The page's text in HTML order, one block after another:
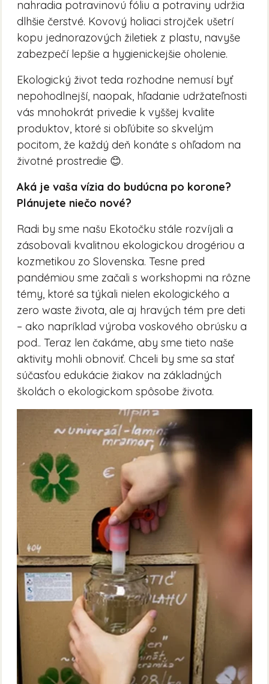
nahradia potravinovú fóliu a potraviny udržia
dlhšie čerstvé. Kovový holiaci strojček ušetrí
kopu jednorazových žiletiek z plastu, navyše
zabezpečí lepšie a hygienickejšie oholenie.
Ekologický život teda rozhodne nemusí byť
nepohodlnejší, naopak, hľadanie udržateľnosti
vás mnohokrát privedie k vyššej kvalite
produktov, ktoré si obľúbite so skvelým
pocitom, že každý deň konáte s ohľadom na
životné prostredie 😊.
Aká je vaša vízia do budúcna po korone?
Plánujete niečo nové?
Radi by sme našu Ekotočku stále rozvíjali a
zásobovali kvalitnou ekologickou drogériou a
kozmetikou zo Slovenska. Tesne pred
pandémiou sme začali s workshopmi na rôzne
témy, ktoré sa týkali nielen ekologického a
zero waste života, ale aj hravých tém pre deti
– ako napríklad výroba voskového obrúsku a
pod.. Teraz len čakáme, aby sme tieto naše
aktivity mohli obnoviť. Chceli by sme sa stať
súčasťou edukácie žiakov na základných
školách o ekologickom spôsobe života.